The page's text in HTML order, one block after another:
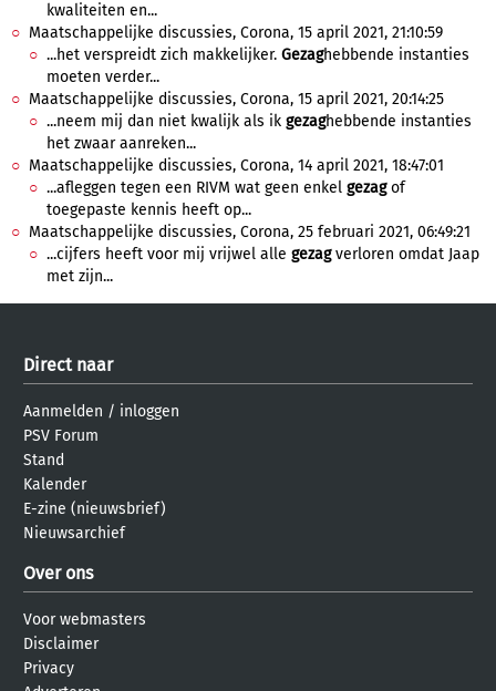
kwaliteiten en...
Maatschappelijke discussies, Corona, 15 april 2021, 21:10:59
...het verspreidt zich makkelijker. Gezaghebbende instanties
moeten verder...
Maatschappelijke discussies, Corona, 15 april 2021, 20:14:25
...neem mij dan niet kwalijk als ik gezaghebbende instanties
het zwaar aanreken...
Maatschappelijke discussies, Corona, 14 april 2021, 18:47:01
...afleggen tegen een RIVM wat geen enkel gezagof
toegepaste kennis heeft op...
Maatschappelijke discussies, Corona, 25 februari 2021, 06:49:21
...cijfers heeft voor mij vrijwel alle gezagverloren omdat Jaap
met zijn...
Direct naar
Aanmelden / inloggen
PSV Forum
Stand
Kalender
E-zine (nieuwsbrief)
Nieuwsarchief
Over ons
Voor webmasters
Disclaimer
Privacy